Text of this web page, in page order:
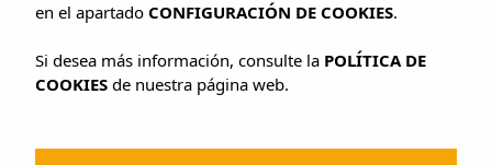
en el apartado CONFIGURACIÓN DE COOKIES.
Si desea más información, consulte la POLÍTICA DE
COOKIES de nuestra página web.